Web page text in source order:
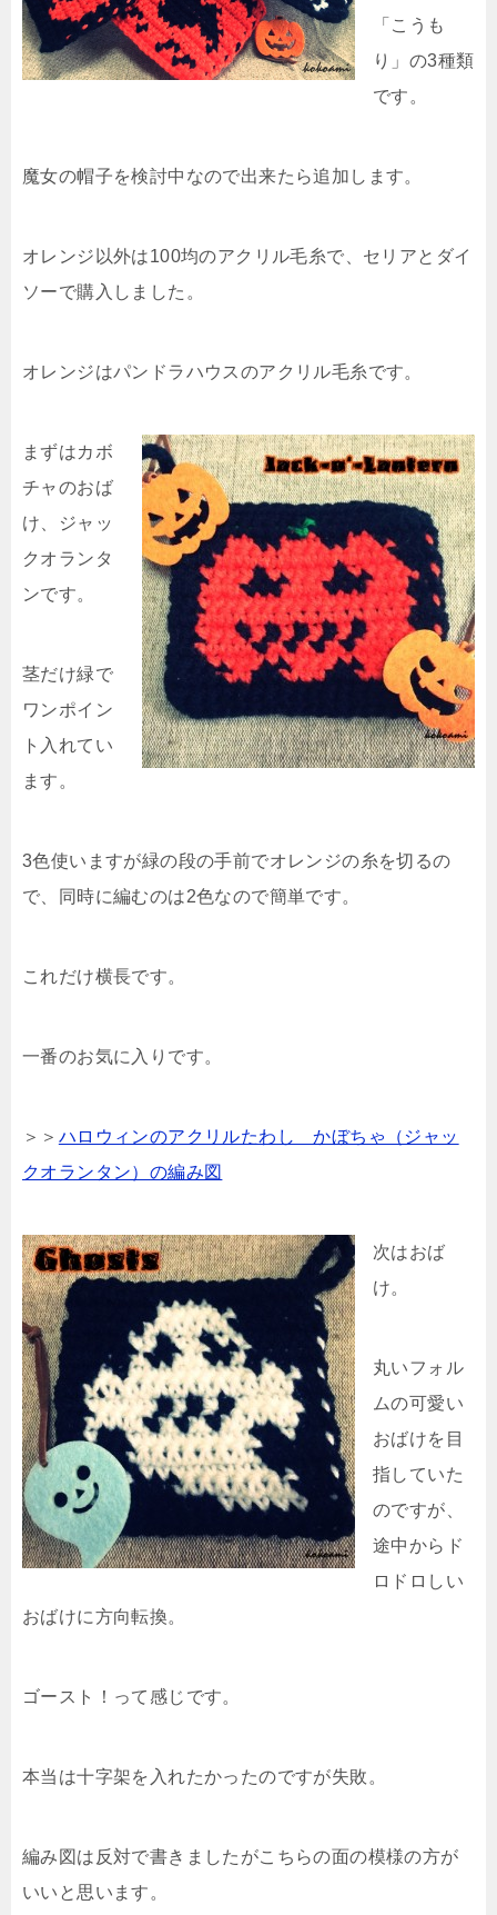
「こうも
り」の3種類
です。
魔女の帽子を検討中なので出来たら追加します。
オレンジ以外は100均のアクリル毛糸で、セリアとダイ
ソーで購入しました。
オレンジはパンドラハウスのアクリル毛糸です。
まずはカボ
チャのおば
け、ジャッ
クオランタ
ンです。
茎だけ緑で
ワンポイン
ト入れてい
ます。
3色使いますが緑の段の手前でオレンジの糸を切るの
で、同時に編むのは2色なので簡単です。
これだけ横長です。
一番のお気に入りです。
＞＞ ハロウィンのアクリルたわし かぼちゃ（ジャッ
クオランタン）の編み図
次はおば
け。
丸いフォル
ムの可愛い
おばけを目
指していた
のですが、
途中からド
ロドロしい
おばけに方向転換。
ゴースト！って感じです。
本当は十字架を入れたかったのですが失敗。
編み図は反対で書きましたがこちらの面の模様の方が
いいと思います。